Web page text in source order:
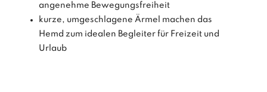
angenehme Bewegungsfreiheit
kurze, umgeschlagene Ärmel machen das
Hemd zum idealen Begleiter für Freizeit und
Urlaub